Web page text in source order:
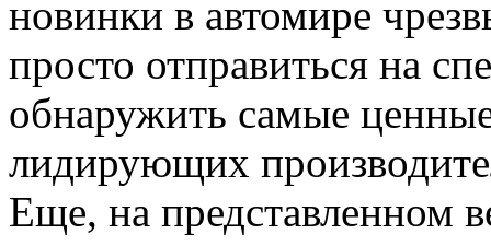
новинки в автомире
просто отправиться на
обнаружить самые
лидирующих
Еще, на представленном